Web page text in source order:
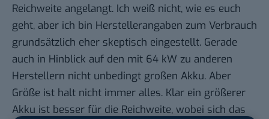
Reichweite angelangt. Ich weiß nicht, wie es euch
geht, aber ich bin Herstellerangaben zum Verbrauch
grundsätzlich eher skeptisch eingestellt. Gerade
auch in Hinblick auf den mit 64 kW zu anderen
Herstellern nicht unbedingt großen Akku. Aber
Größe ist halt nicht immer alles. Klar ein größerer
Akku ist besser für die Reichweite, wobei sich das